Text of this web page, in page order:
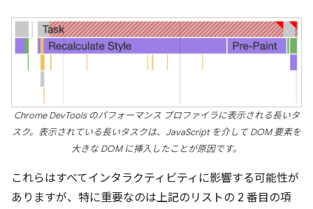
Chrome DevTools のパフォーマンス プロファイラに表示される長いタ
スク。表示されている長いタスクは、JavaScript を介して DOM 要素を
大きな DOM に挿入したことが原因です。
これらはすべてインタラクティビティに影響する可能性が
ありますが、特に重要なのは上記のリストの 2 番目の項